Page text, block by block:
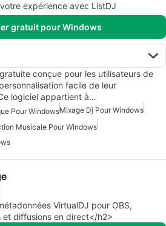
expérience avec ListDJ
gratuit pour Windows
conçue pour les utilisateurs de
facile de leur
logiciel appartient à…
Pour WindowsMixage Dj Pour Windows
Musicale Pour Windows
VirtualDJ pour OBS,
et diffusions en direct</h2>